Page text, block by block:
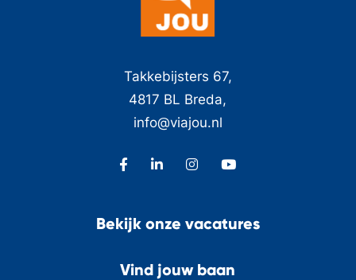
Takkebijsters 67,
4817 BL Breda,
info@viajou.nl
Bekijk onze vacatures
Vind jouw baan